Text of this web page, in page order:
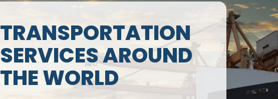
TRANSPORTATION
SERVICES AROUND
THE WORLD